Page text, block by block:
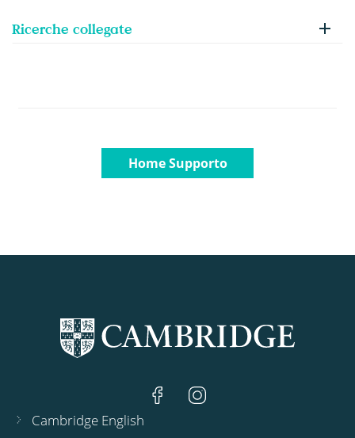
Ricerche collegate
Home Supporto
Cambridge English